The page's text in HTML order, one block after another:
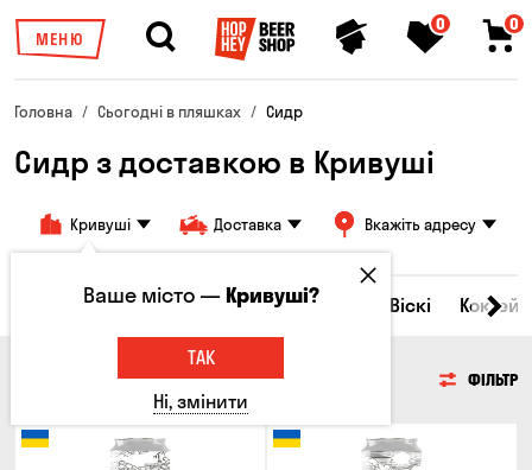
МЕНЮ
0 0
Головна Сьогодні в пляшках Сидр
Сидр з доставкою в Кривуші
Кривуші Доставка Вкажіть адресу
Всі товари Пиво Сидр Віскі
ФІЛЬТР
Ваше місто —Кривуші?
ТАК
Ні, змінити